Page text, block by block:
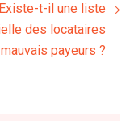
Existe-t-il une liste
des locataires
mauvais payeurs ?